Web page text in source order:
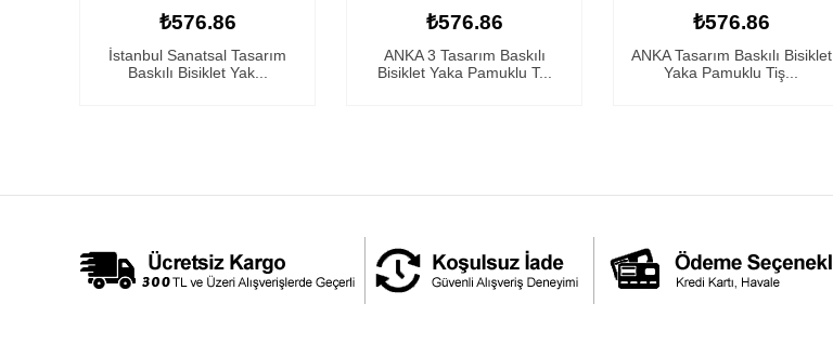
₺576.86
İstanbul Sanatsal Tasarım
Baskılı Bisiklet Yak...
₺576.86
ANKA 3 Tasarım Baskılı
Bisiklet Yaka Pamuklu T...
₺576.86
ANKA Tasarım Baskılı Bisiklet
Yaka Pamuklu Tiş...